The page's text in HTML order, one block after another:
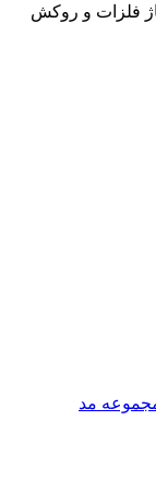
فلزات و روکش
مد